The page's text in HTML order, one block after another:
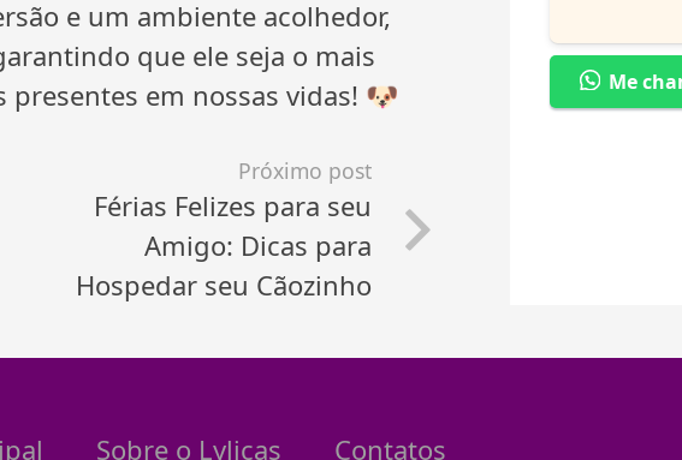
e um ambiente acolhedor,
que ele seja o mais
presentes em nossas vidas! 🐶
Próximo post
Férias Felizes para seu
Amigo: Dicas para
Hospedar seu Cãozinho
Me
Sobre o Lylicas Contatos